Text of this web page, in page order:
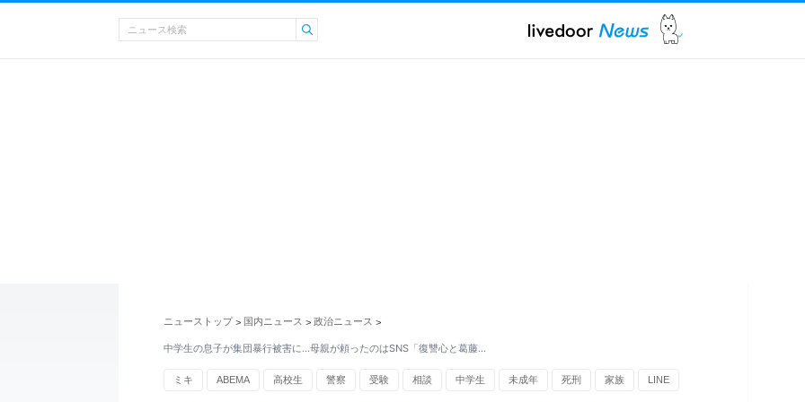
ニューストップ > 国内ニュース > 政治ニュース >
中学生の息子が集団暴行被害に…母親が頼ったのはSNS「復讐心と葛藤…
ミキ ABEMA 高校生 警察 受験 相談 中学生 未成年 死刑 家族 LINE